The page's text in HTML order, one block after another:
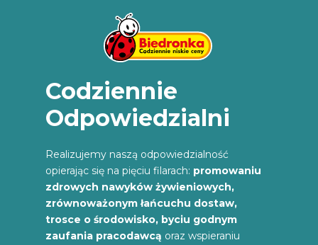
Codziennie
Odpowiedzialni
Realizujemy naszą odpowiedzialność
opierając się na pięciu filarach: promowaniu
zdrowych nawyków żywieniowych,
zrównoważonym łańcuchu dostaw,
trosce o środowisko, byciu godnym
zaufania pracodawcą oraz wspieraniu